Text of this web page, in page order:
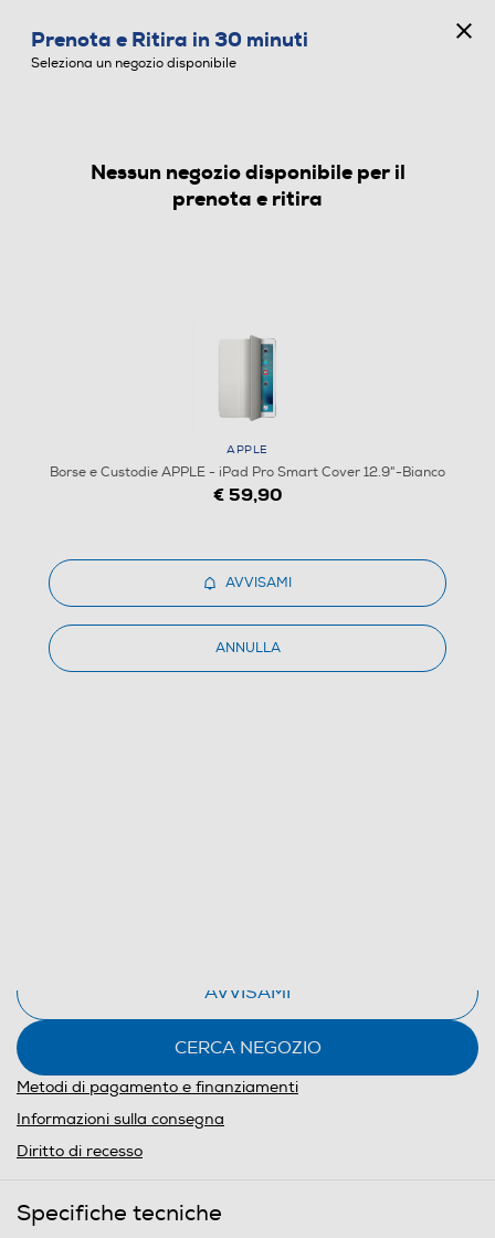
BORSE E CUSTODIE
4
APPLE - iPad Pro Smart Cover 12.9"-Bianco
AVVISAMI
CERCA NEGOZIO
Metodi di pagamento e finanziamenti
Informazioni sulla consegna
Diritto di recesso
Specifiche tecniche
Prenota e Ritira in 30 minuti
Seleziona un negozio disponibile
Nessun negozio disponibile per il
prenota e ritira
APPLE
Borse e Custodie APPLE - iPad Pro Smart Cover 12.9"-Bianco
€ 59,90
AVVISAMI
ANNULLA